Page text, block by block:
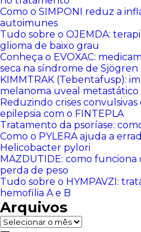
Como o SIMPONI reduz a
autoimunes
Tudo sobre o OJEMDA:
glioma de baixo grau
Conheça o EVOXAC:
seca na síndrome de Sjögren
KIMMTRAK (Tebentafusp):
melanoma uveal metastático
Reduzindo crises
epilepsia com o FINTEPLA
Tratamento da psoríase:
Como o PYLERA ajuda a
Helicobacter pylori
MAZDUTIDE: como
perda de peso
Tudo sobre o HYMPAVZI:
hemofilia A e B
Arquivos
Arquivos